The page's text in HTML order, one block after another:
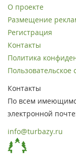
О проекте
Размещение
Регистрация
Контакты
Политика
Пользовательское
Контакты
По всем
электронной
info@turbazy.ru